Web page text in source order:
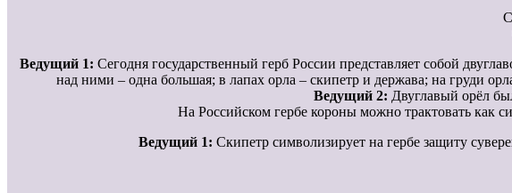
Ведущий 1: Сегодня государственный герб России представляет собой
над ними – одна большая; в лапах орла – скипетр и держава; на груди
Ведущий 2: Двуглавый орёл
На Российском гербе короны можно трактовать как
Ведущий 1: Скипетр символизирует на гербе защиту